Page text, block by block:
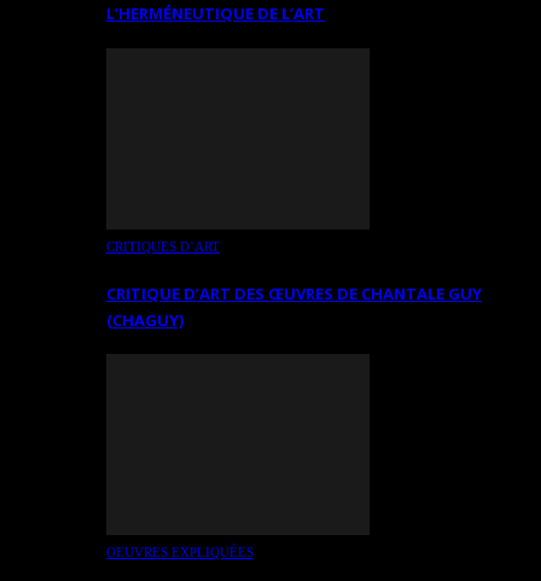
L’HERMÉNEUTIQUE DE L’ART
CRITIQUES D’ART
CRITIQUE D’ART DES ŒUVRES DE CHANTALE GUY
(CHAGUY)
OEUVRES EXPLIQUÉES